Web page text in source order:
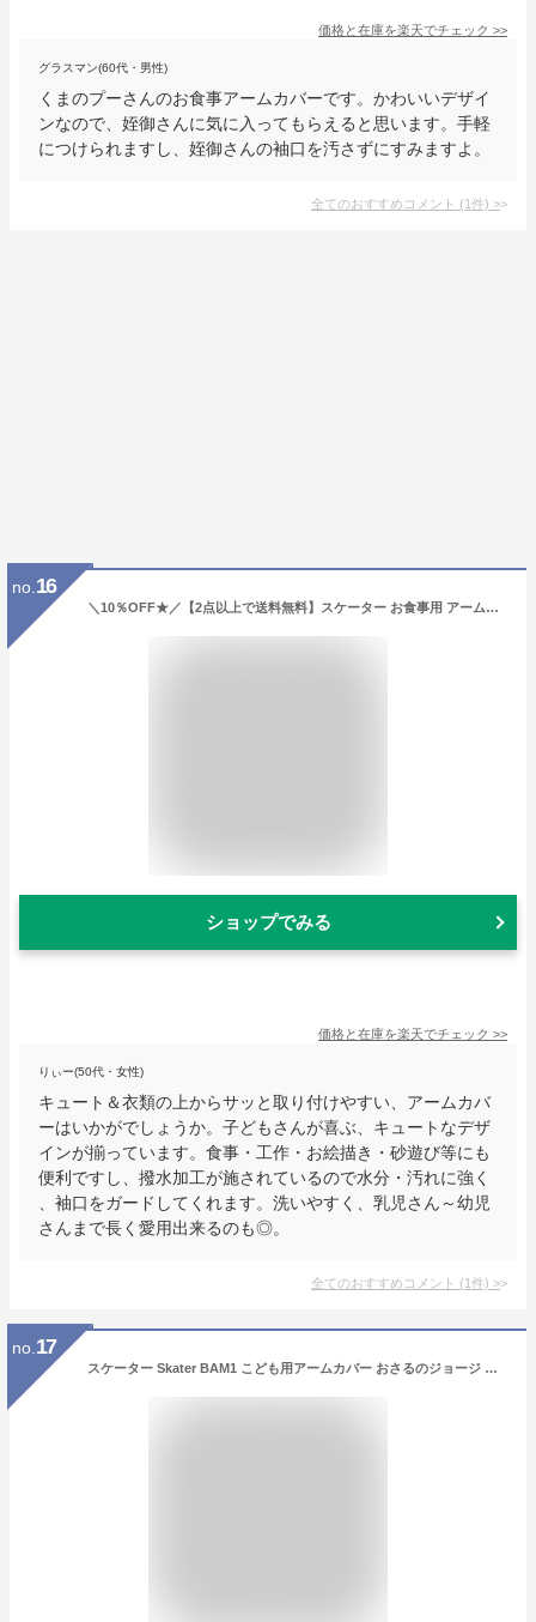
価格と在庫を楽天でチェック >>
グラスマン(60代・男性)
くまのプーさんのお食事アームカバーです。かわいいデザイ
ンなので、姪御さんに気に入ってもらえると思います。手軽
につけられますし、姪御さんの袖口を汚さずにすみますよ。
全てのおすすめコメント (1件) >
no. 16
＼10％OFF★／【2点以上で送料無料】スケーター お食事用 アームカバー こども用 キッズ 腕 カバー 袖口 汚れ防止 食事 給食 お弁当 汚れ防止 汚れ 防ぐ 撥水加工 お絵かき 工作 カバー 子供用 アームカバー 袖カバー 腕カバー BAM1
ショップでみる
価格と在庫を楽天でチェック >>
りぃー(50代・女性)
キュート＆衣類の上からサッと取り付けやすい、アームカバ
ーはいかがでしょうか。子どもさんが喜ぶ、キュートなデザ
インが揃っています。食事・工作・お絵描き・砂遊び等にも
便利ですし、撥水加工が施されているので水分・汚れに強く
、袖口をガードしてくれます。洗いやすく、乳児さん～幼児
さんまで長く愛用出来るのも◎。
全てのおすすめコメント (1件) >
no. 17
スケーター Skater BAM1 こども用アームカバー おさるのジョージ こども用 アーム カバー 食事 お絵かき 落書き